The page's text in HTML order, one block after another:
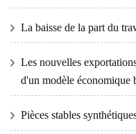
La baisse de la part du
Les nouvelles
d'un modèle économique
Pièces stables